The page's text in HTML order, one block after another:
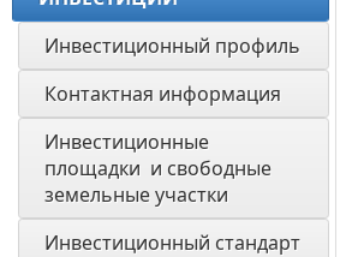
Инвестиционный профиль
Контактная информация
Инвестиционные
площадки  и свободные
земельные участки
Инвестиционный стандарт